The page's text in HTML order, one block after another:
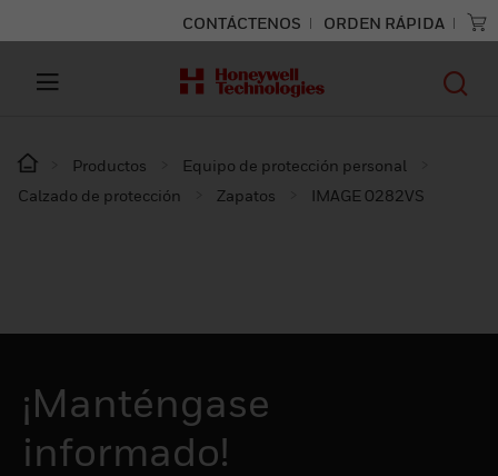
CONTÁCTENOS ORDEN RÁPIDA
Productos
Equipo de protección personal
Calzado de protección
Zapatos IMAGE 0282VS
¡Manténgase
informado!